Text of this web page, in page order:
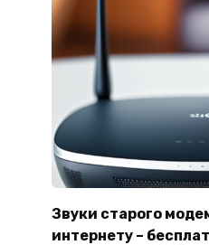
Звуки старого
интернету –